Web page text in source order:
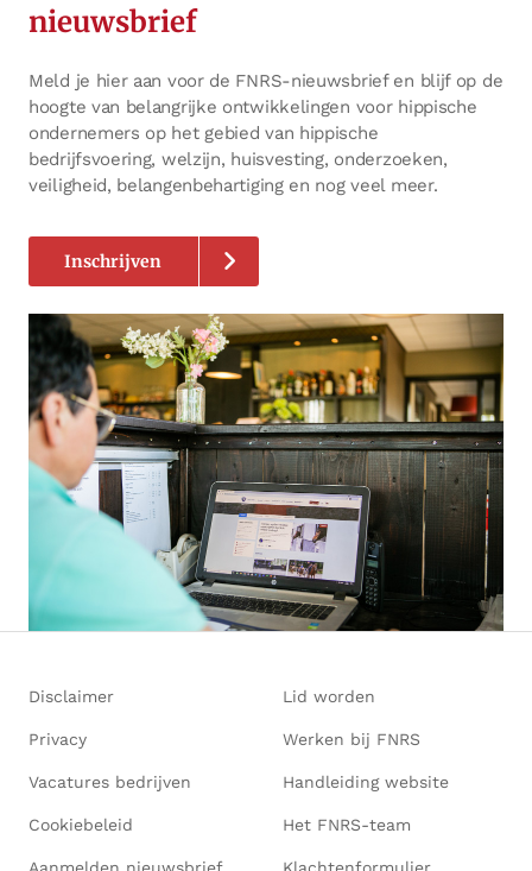
nieuwsbrief
Meld je hier aan voor de FNRS-nieuwsbrief en blijf op de
hoogte van belangrijke ontwikkelingen voor hippische
ondernemers op het gebied van hippische
bedrijfsvoering, welzijn, huisvesting, onderzoeken,
veiligheid, belangenbehartiging en nog veel meer.
Inschrijven
Disclaimer Lid worden
Privacy Werken bij FNRS
Vacatures bedrijven Handleiding website
Cookiebeleid Het FNRS-team
Aanmelden nieuwsbrief Klachtenformulier